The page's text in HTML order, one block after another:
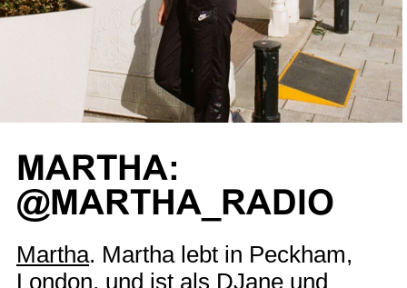
MARTHA:
@MARTHA_RADIO
Martha. Martha lebt in Peckham,
London, und ist als DJane und